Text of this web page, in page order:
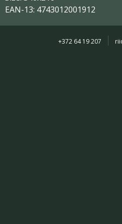
EAN-13: 4743012001912
+372 64 19 207